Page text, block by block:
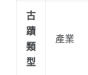
古
蹟
類
型
產業